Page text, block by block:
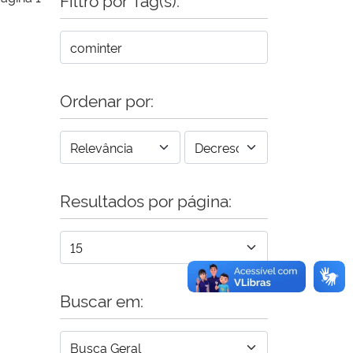
Ordenar por:
Resultados por página:
Buscar em: